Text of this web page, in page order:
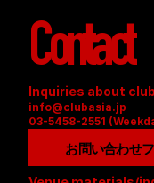
Contact
Inquiries about
info@clubasia.jp
03-5458-2551
お問い合わせ